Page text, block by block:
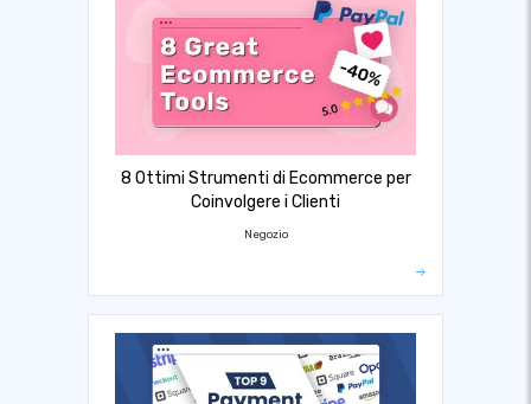
8 Ottimi Strumenti di Ecommerce per
Coinvolgere i Clienti
Negozio